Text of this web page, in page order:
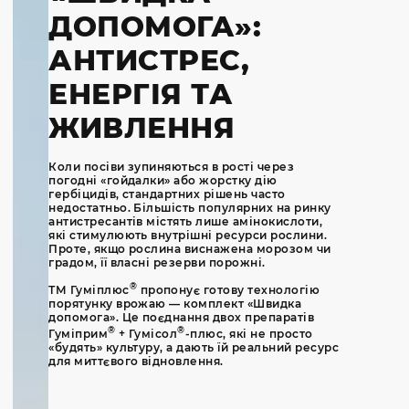
ДОПОМОГА»:
АНТИСТРЕС,
ЕНЕРГІЯ ТА
ЖИВЛЕННЯ
Коли посіви зупиняються в рості через
погодні «гойдалки» або жорстку дію
гербіцидів, стандартних рішень часто
недостатньо. Більшість популярних на ринку
антистресантів містять лише амінокислоти,
які стимулюють внутрішні ресурси рослини.
Проте, якщо рослина виснажена морозом чи
градом, її власні резерви порожні.
ТМ Гуміплюс® пропонує готову технологію
порятунку врожаю — комплект «Швидка
допомога». Це поєднання двох препаратів
Гуміприм® + Гумісол®-плюс, які не просто
«будять» культуру, а дають їй реальний ресурс
для миттєвого відновлення.